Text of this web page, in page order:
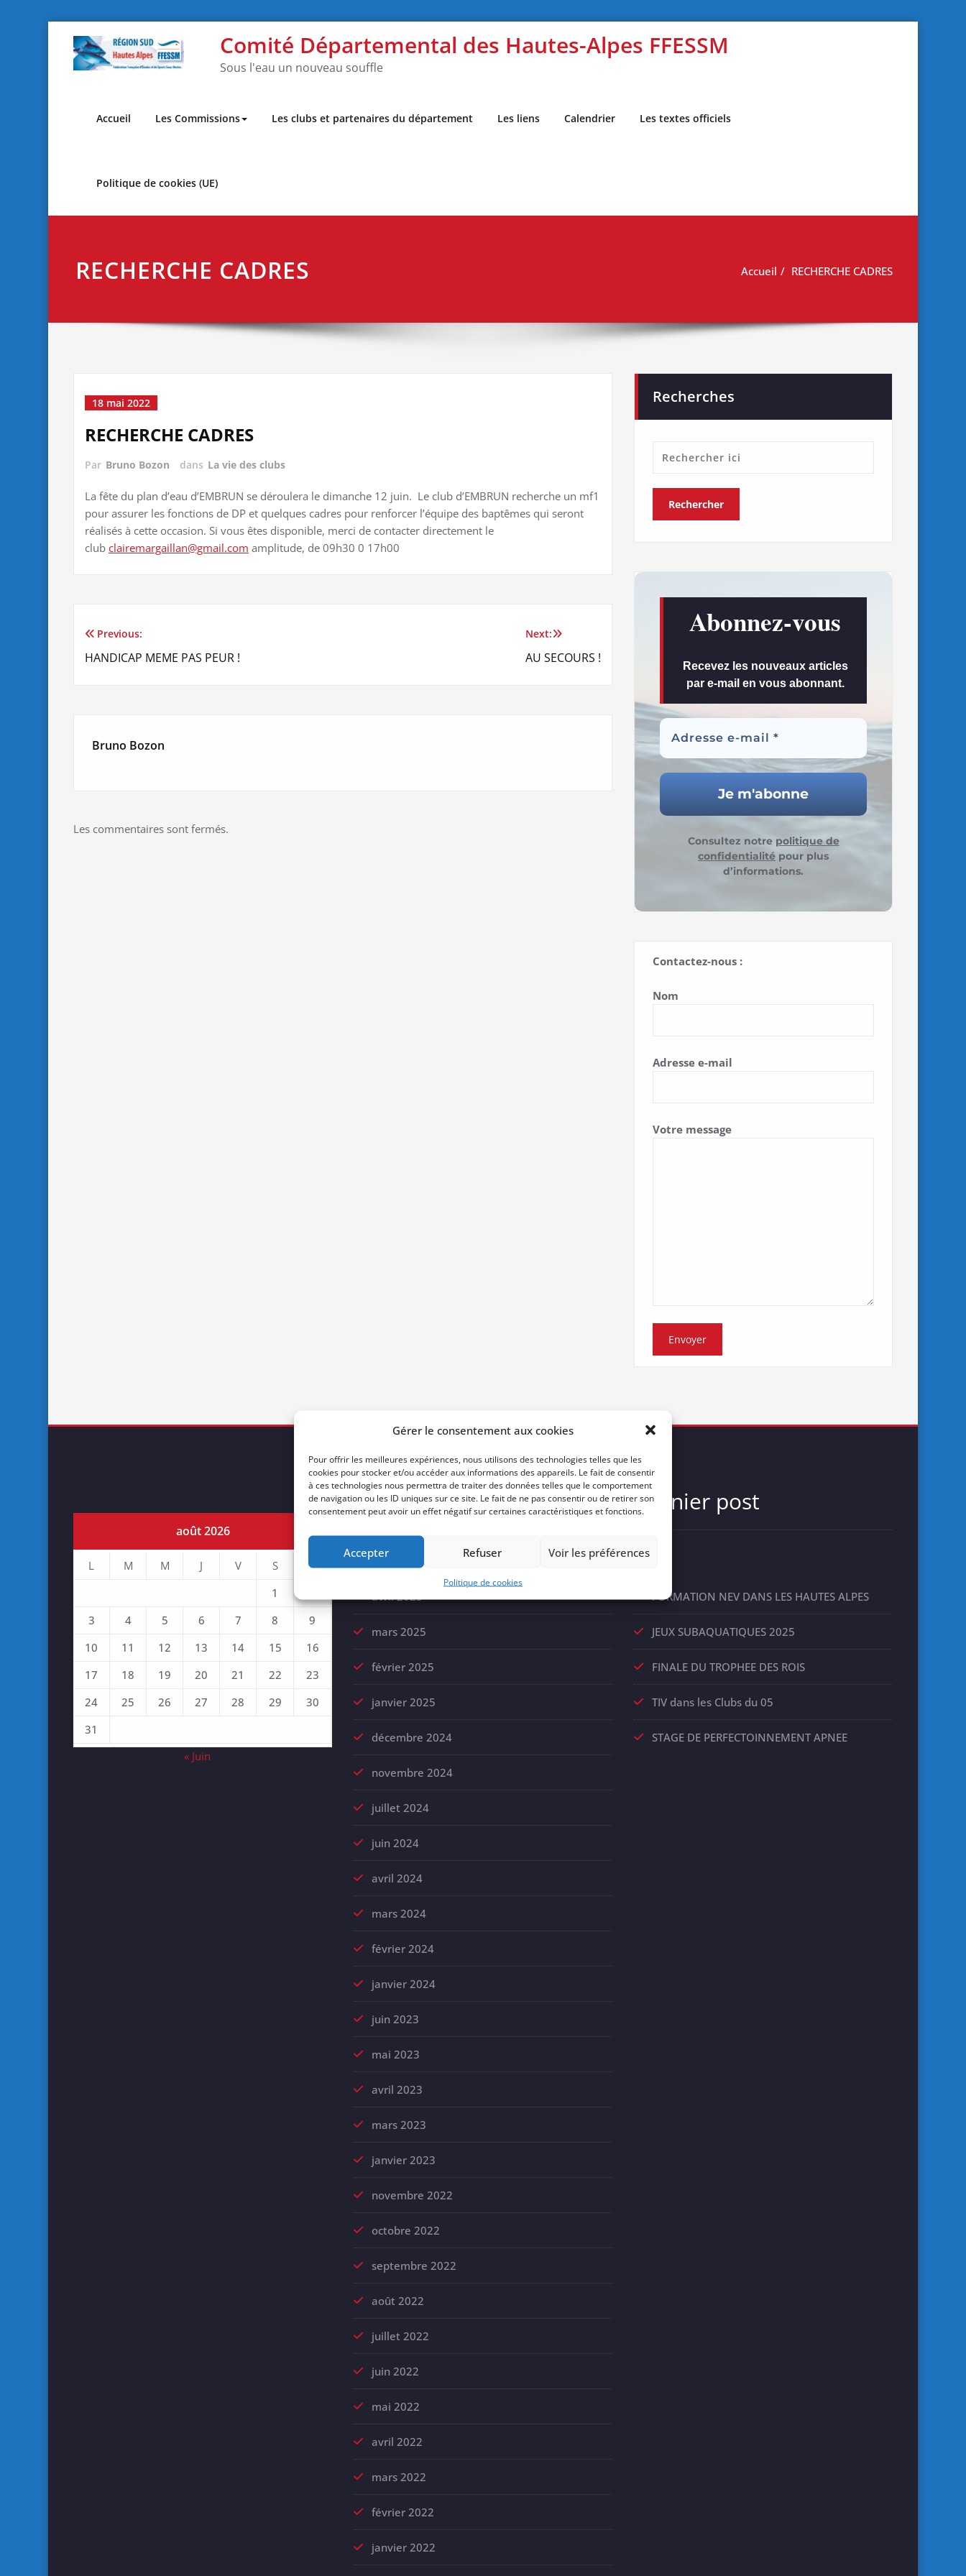
Gérer le consentement aux cookies
Pour offrir les meilleures expériences, nous utilisons des technologies telles que les
cookies pour stocker et/ou accéder aux informations des appareils. Le fait de consentir
à ces technologies nous permettra de traiter des données telles que le comportement
de navigation ou les ID uniques sur ce site. Le fait de ne pas consentir ou de retirer son
consentement peut avoir un effet négatif sur certaines caractéristiques et fonctions.
Accepter Refuser Voir les préférences
Politique de cookies
content
Comité Départemental des Hautes-Alpes FFESSM
Sous l'eau un nouveau souffle
Accueil Les Commissions Les clubs et partenaires du département Les liens Calendrier Les textes officiels
Politique de cookies (UE)
RECHERCHE CADRES Accueil RECHERCHE CADRES
18 mai 2022
RECHERCHE CADRES
Par Bruno Bozon dans La vie des clubs
La fête du plan d’eau d’EMBRUN se déroulera le dimanche 12 juin. Le club d’EMBRUN recherche un mf1
pour assurer les fonctions de DP et quelques cadres pour renforcer l’équipe des baptêmes qui seront
réalisés à cette occasion. Si vous êtes disponible, merci de contacter directement le
club clairemargaillan@gmail.com amplitude, de 09h30 0 17h00
Navigation
Previous:
HANDICAP MEME PAS PEUR !
Next:
AU SECOURS !
Bruno Bozon
Les commentaires sont fermés.
Recherches
Abonnez-vous
Recevez les nouveaux articles
par e-mail en vous abonnant.
Consultez notre politique de
confidentialité pour plus
d’informations.
Contactez-nous :
Nom
Adresse e-mail
Votre message
août 2026
L M M J V S
D
1
3
4 5 6 7 8
9
10
11 12 13 14 15
16
17
18 19 20 21 22
23
24
25 26 27 28 29
30
31
« Juin
Archives
juin 2025
avril 2025
mars 2025
février 2025
janvier 2025
décembre 2024
novembre 2024
juillet 2024
juin 2024
avril 2024
mars 2024
février 2024
janvier 2024
juin 2023
mai 2023
avril 2023
mars 2023
janvier 2023
novembre 2022
octobre 2022
septembre 2022
août 2022
juillet 2022
juin 2022
mai 2022
avril 2022
mars 2022
février 2022
janvier 2022
Dernier post
FORMATION NEV DANS LES HAUTES ALPES
JEUX SUBAQUATIQUES 2025
FINALE DU TROPHEE DES ROIS
TIV dans les Clubs du 05
STAGE DE PERFECTOINNEMENT APNEE